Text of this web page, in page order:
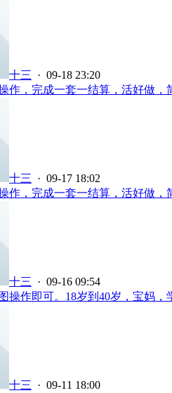
十三 · 09-18 23:20
作，完成一套一结算，活好做，
十三 · 09-17 18:02
作，完成一套一结算，活好做，
十三 · 09-16 09:54
操作即可。18岁到40岁，宝妈，
十三 · 09-11 18:00